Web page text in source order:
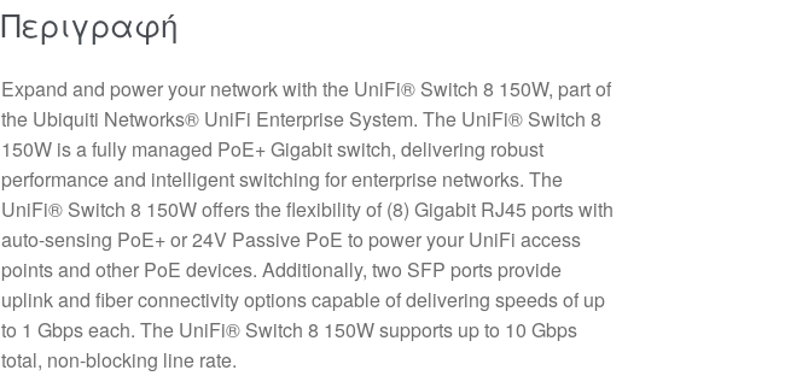
Περιγραφή
Expand and power your network with the UniFi® Switch 8 150W, part of
the Ubiquiti Networks® UniFi Enterprise System. The UniFi® Switch 8
150W is a fully managed PoE+ Gigabit switch, delivering robust
performance and intelligent switching for enterprise networks. The
UniFi® Switch 8 150W offers the flexibility of (8) Gigabit RJ45 ports with
auto-sensing PoE+ or 24V Passive PoE to power your UniFi access
points and other PoE devices. Additionally, two SFP ports provide
uplink and fiber connectivity options capable of delivering speeds of up
to 1 Gbps each. The UniFi® Switch 8 150W supports up to 10 Gbps
total, non-blocking line rate.